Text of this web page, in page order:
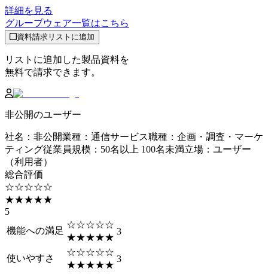
詳細を見る
グループウェア一覧はこちら
資料請求リストに追加
リストに追加した製品資料を
無料で請求できます。
非公開のユーザー
社名 ： 非公開業種 ： 通信サービス職種 ： 企画・調査・マーケ
ティング従業員規模 ： 50名以上 100名未満立場 ： ユーザー
（利用者）
総合評価
☆☆☆☆☆
★★★★★
5
機能への満足
☆☆☆☆☆
★★★★★
3
使いやすさ
☆☆☆☆☆
★★★★★
3